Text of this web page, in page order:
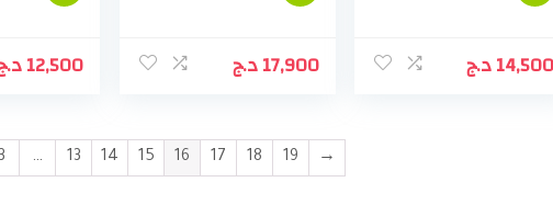
12,500 17,900د.ج 14,500د.ج
3 … 13 14 15 16 17 18 19 →